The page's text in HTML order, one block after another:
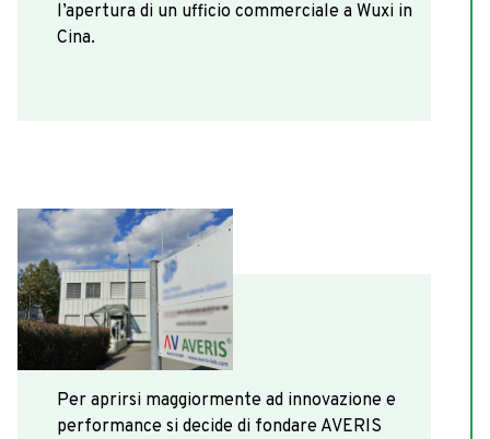
l’apertura di un ufficio commerciale a Wuxi in
Cina.
2016
Per aprirsi maggiormente ad innovazione e
performance si decide di fondare AVERIS